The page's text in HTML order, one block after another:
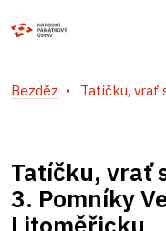
Bezděz Tatíčku, vrať
Tatíčku, vrať
3. Pomníky
Litoměřicku